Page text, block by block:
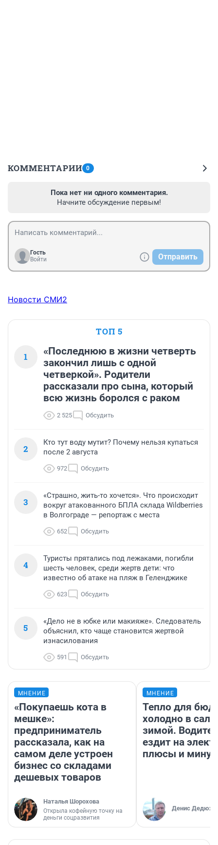
КОММЕНТАРИИ 0
Пока нет ни одного комментария.
Начните обсуждение первым!
Гость
Войти
Отправить
Новости СМИ2
ТОП 5
1
«Последнюю в жизни четверть
закончил лишь с одной
четверкой». Родители
рассказали про сына, который
всю жизнь боролся с раком
2 525 Обсудить
2
Кто тут воду мутит? Почему нельзя купаться
после 2 августа
972 Обсудить
3
«Страшно, жить-то хочется». Что происходит
вокруг атакованного БПЛА склада Wildberries
в Волгограде — репортаж с места
652 Обсудить
4
Туристы прятались под лежаками, погибли
шесть человек, среди жертв дети: что
известно об атаке на пляж в Геленджике
623 Обсудить
5
«Дело не в юбке или макияже». Следователь
объяснил, кто чаще становится жертвой
изнасилования
591 Обсудить
МНЕНИЕ
«Покупаешь кота в
мешке»:
предприниматель
рассказала, как на
самом деле устроен
бизнес со складами
дешевых товаров
Наталья Шорохова
Открыла кофейную точку на
деньги соцразвития
МНЕНИЕ
Тепло для
холодно в
зимой.
ездит на
плюсы и
Денис